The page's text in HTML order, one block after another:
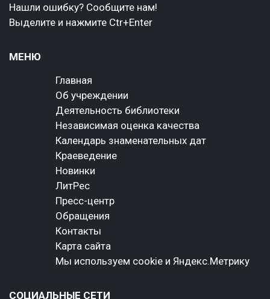
Нашли ошибку? Сообщите нам!
Выделите и нажмите Ctr+Enter
МЕНЮ
Главная
Об учреждении
Деятельность библиотеки
Независимая оценка качества
Календарь знаменательных дат
Краеведение
Новинки
ЛитРес
Пресс-центр
Обращения
Контакты
Карта сайта
Мы используем cookie и Яндекс.Метрику
СОЦИАЛЬНЫЕ СЕТИ